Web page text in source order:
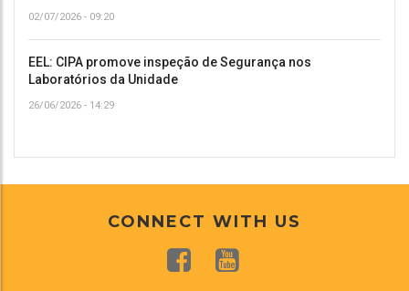
02/07/2026 - 09:20
EEL: CIPA promove inspeção de Segurança nos
Laboratórios da Unidade
26/06/2026 - 14:29
CONNECT WITH US